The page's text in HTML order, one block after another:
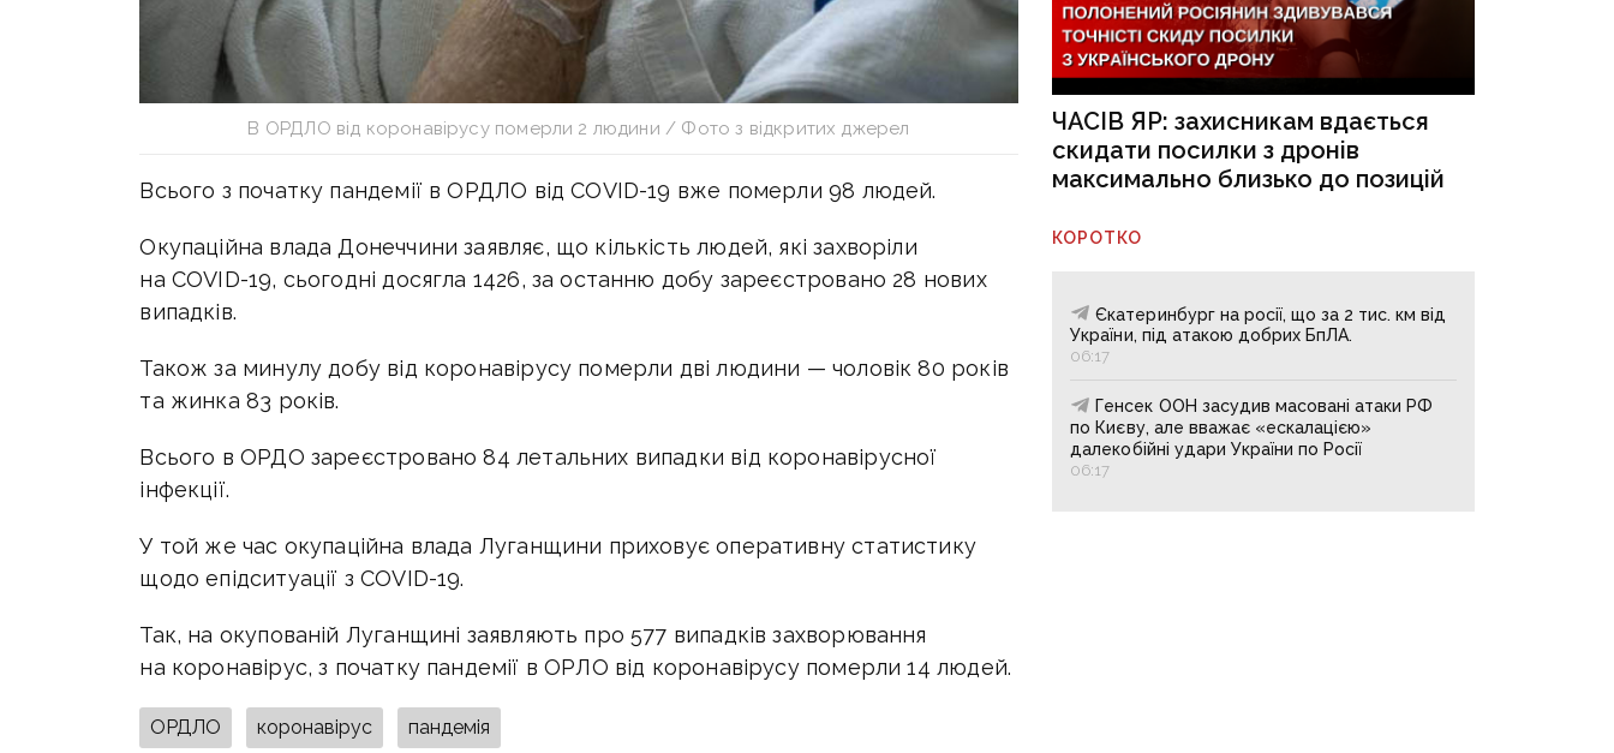
В ОРДЛО від коронавірусу померли 2 людини / Фото з відкритих джерел
Всього з початку пандемії в ОРДЛО від COVID-19 вже померли 98 людей.
Окупаційна влада Донеччини заявляє, що кількість людей, які захворіли
на COVID-19, сьогодні досягла 1426, за останню добу зареєстровано 28 нових
випадків.
Також за минулу добу від коронавірусу померли дві людини — чоловік 80 років
та жинка 83 років.
Всього в ОРДО зареєстровано 84 летальних випадки від коронавірусної
інфекції.
У той же час окупаційна влада Луганщини приховує оперативну статистику
щодо епідситуації з COVID-19.
Так, на окупованій Луганщині заявляють про 577 випадків захворювання
на коронавірус, з початку пандемії в ОРЛО від коронавірусу померли 14 людей.
ОРДЛО коронавірус пандемія
ЧАСІВ ЯР: захисникам вдається
скидати посилки з дронів
максимально близько до позицій
КОРОТКО
Єкатеринбург на росії, що за 2 тис. км від
України, під атакою добрих БпЛА.
06:17
Генсек ООН засудив масовані атаки РФ
по Києву, але вважає «ескалацією»
далекобійні удари України по Росії
06:17